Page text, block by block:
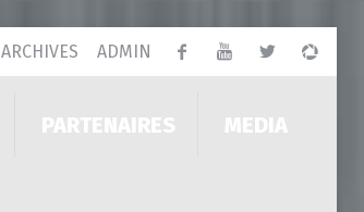
ARCHIVES ADMIN
PARTENAIRES MEDIA